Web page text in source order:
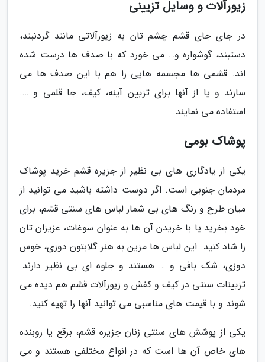
زیورآلات و وسایل تزیینی
در جای جای قشم چشم تان به زیورآلاتی مانند گردنبند،
دستبند، گوشواره و… می خورد که با صدف ها درست شده
اند. قشمی ها مجسمه هایی را هم با این صدف ها می
سازند و یا از آنها برای تزیین آینه، کیف، جا قلمی و ….
استفاده می نمایند.
پوشاک بومی
یکی از یادگاری های بی نظیر از جزیره قشم خرید پوشاک
مردمان جنوبی است. اگر دوست داشته باشید می توانید از
میان طرح و رنگ های بی شمار لباس های سنتی قشم، برای
خود بخرید یا با خریدن آن ها به عنوان سوغات، عزیزان تان
را شاد کنید. این لباس ها مزین به هنر گلابتون دوزی، خوس
دوزی، شک بافی و … هستند و جلوه ای بی نظیر دارند.
تزیینات سنتی در کیف و کفش و زیورآلات قشم هم دیده می
شوند و با قیمت های مناسبی می توانید آنها را تهیه کنید.
یکی از پوشش های سنتی زنان جزیره قشم، برقع یا روبنده
های خاص آن ها است که در انواع مختلفی هستند و می